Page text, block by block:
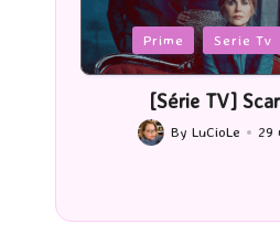
Prime Serie Tv USA
[Série TV] Scarpetta
LuCioLe 29 mai 2026